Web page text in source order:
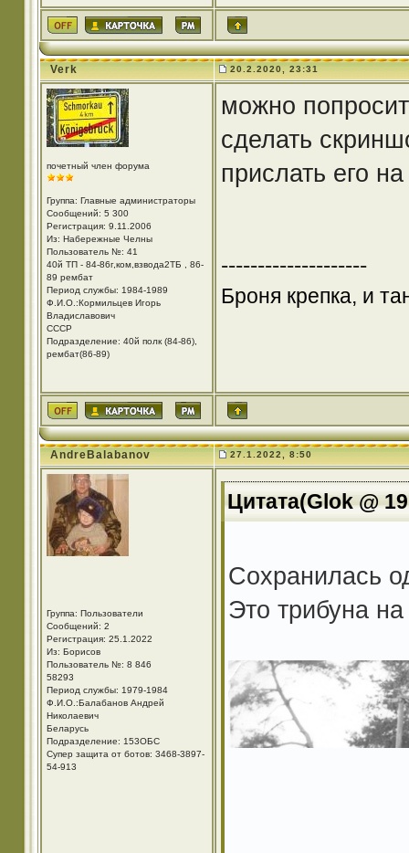
Verk 20.2.2020, 23:31
почетный член форума
Группа: Главные администраторы
Сообщений: 5 300
Регистрация: 9.11.2006
Из: Набережные Челны
Пользователь №: 41
40й ТП - 84-86г,ком,взвода2ТБ , 86-
89 рембат
Период службы: 1984-1989
Ф.И.О.:Кормильцев Игорь
Владиславович
СССР
Подразделение: 40й полк (84-86),
рембат(86-89)
можно
сделать
прислать его на
--------------------
Броня крепка, и
AndreBalabanov 27.1.2022, 8:50
Группа: Пользователи
Сообщений: 2
Регистрация: 25.1.2022
Из: Борисов
Пользователь №: 8 846
58293
Период службы: 1979-1984
Ф.И.О.:Балабанов Андрей
Николаевич
Беларусь
Подразделение: 153ОБС
Супер защита от ботов: 3468-3897-
54-913
Цитата(Glok @
Сохранилась
Это трибуна